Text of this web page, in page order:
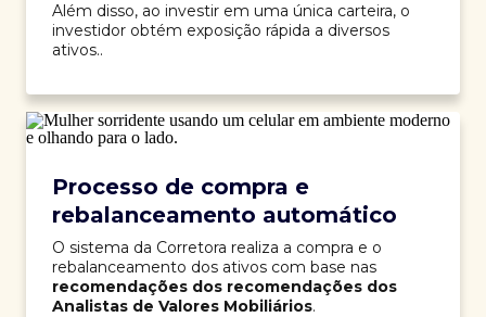
Além disso, ao investir em uma única carteira, o
investidor obtém exposição rápida a diversos
ativos..
Processo de compra e
rebalanceamento automático
O sistema da Corretora realiza a compra e o
rebalanceamento dos ativos com base nas
recomendações dos recomendações dos
Analistas de Valores Mobiliários.